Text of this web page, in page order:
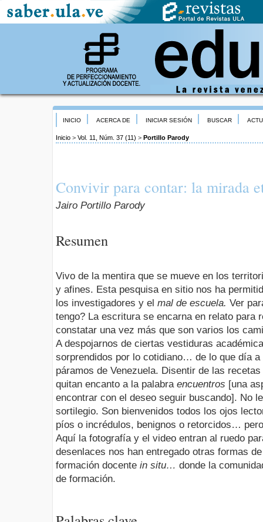
INICIO ACERCA DE INICIAR SESIÓN BUSCAR
Inicio > Vol. 11, Núm. 37 (11) > Portillo Parody
Convivir para contar: la mirada
Jairo Portillo Parody
Resumen
Vivo de la mentira que se mueve en los
y afines. Esta pesquisa en sitio nos ha
los investigadores y el mal de escuela. Ver
tengo? La escritura se encarna en relato para
constatar una vez más que son varios los
A despojarnos de ciertas vestiduras
sorprendidos por lo cotidiano… de lo que día
páramos de Venezuela. Disentir de las
quitan encanto a la palabra encuentros [una
encontrar con el deseo seguir buscando]. No
sortilegio. Son bienvenidos todos los ojos
píos o incrédulos, benignos o retorcidos…
Aquí la fotografía y el video entran al ruedo
desenlaces nos han entregado otras formas
formación docente in situ… donde la
de formación.